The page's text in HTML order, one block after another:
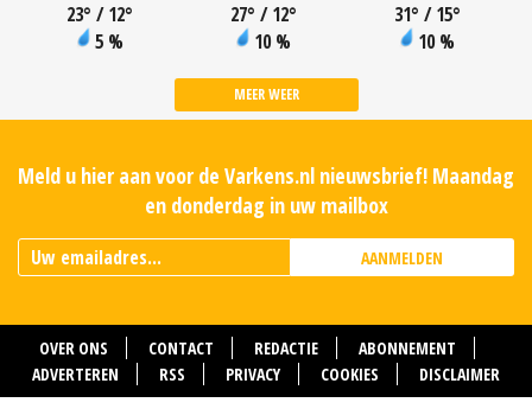
23° / 12°
5 %
27° / 12°
10 %
31° / 15°
10 %
MEER WEER
Meld u hier aan voor de Varkens.nl nieuwsbrief! Maandag
en donderdag in uw mailbox
AANMELDEN
OVER ONS CONTACT REDACTIE
ABONNEMENT
ADVERTEREN
RSS PRIVACY COOKIES DISCLAIMER